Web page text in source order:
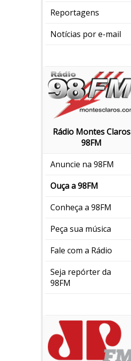
Reportagens
Notícias por e-mail
Rádio Montes Claros
98FM
Anuncie na 98FM
Ouça a 98FM
Conheça a 98FM
Peça sua música
Fale com a Rádio
Seja repórter da
98FM